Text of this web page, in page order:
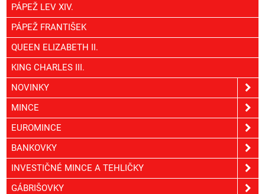
PÁPEŽ LEV XIV.
PÁPEŽ FRANTIŠEK
QUEEN ELIZABETH II.
KING CHARLES III.
NOVINKY
MINCE
EUROMINCE
BANKOVKY
INVESTIČNÉ MINCE A TEHLIČKY
GÁBRIŠOVKY